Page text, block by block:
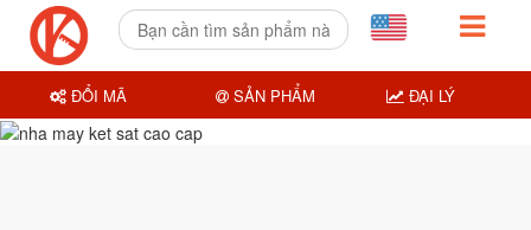
ĐỔI MÃ SẢN PHẨM ĐẠI LÝ